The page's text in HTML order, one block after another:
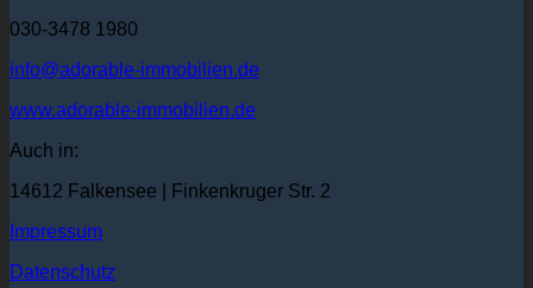
030-3478 1980
info@adorable-immobilien.de
www.adorable-immobilien.de
Auch in:
14612 Falkensee | Finkenkruger Str. 2
Impressum
Datenschutz